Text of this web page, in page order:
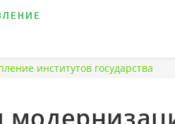
институтов государства